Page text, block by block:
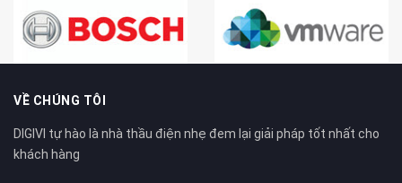
VỀ CHÚNG TÔI
DIGIVI tự hào là nhà thầu điện nhẹ đem lại giải pháp tốt nhất cho
khách hàng